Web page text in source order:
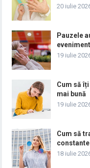
20 iulie
Pauzele
19 iulie
Cum să
mai bună
19 iulie
Cum să
18 iulie